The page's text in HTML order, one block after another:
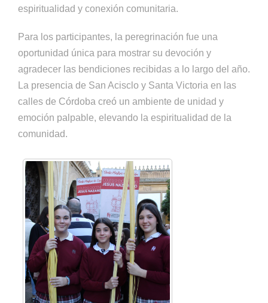
espiritualidad y conexión comunitaria.
Para los participantes, la peregrinación fue una
oportunidad única para mostrar su devoción y
agradecer las bendiciones recibidas a lo largo del año.
La presencia de San Acisclo y Santa Victoria en las
calles de Córdoba creó un ambiente de unidad y
emoción palpable, elevando la espiritualidad de la
comunidad.